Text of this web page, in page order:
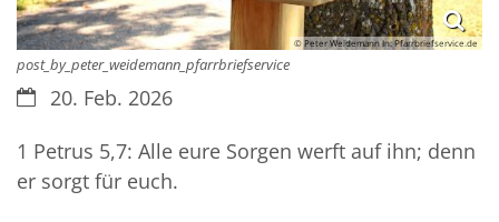
© Peter Weidemann In: Pfarrbriefservice.de
post_by_peter_weidemann_pfarrbriefservice
Datum:20. Feb. 2026
1 Petrus 5,7: Alle eure Sorgen werft auf ihn; denn
er sorgt für euch.